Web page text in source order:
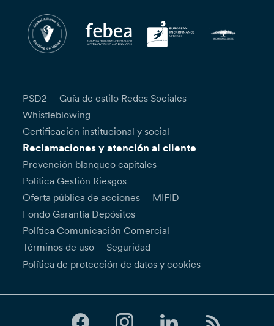
PSD2
Guía de estilo Redes Sociales
Whistleblowing
Certificación institucional y social
Reclamaciones y atención al cliente
Prevención blanqueo capitales
Política Gestión Riesgos
Oferta pública de acciones
MIFID
Fondo Garantía Depósitos
Política Comunicación Comercial
Términos de uso
Seguridad
Política de protección de datos y cookies